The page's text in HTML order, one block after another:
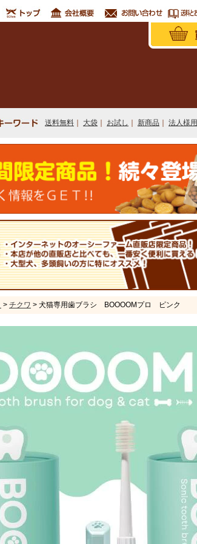
送料無料 大袋 お試し 新商品 法人様用
> チクワ > 犬猫専用歯ブラシ BOOOOMプロ ピンク